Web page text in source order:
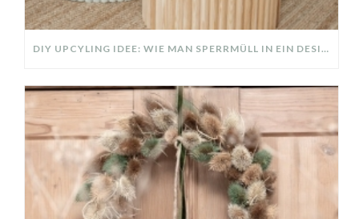
DIY UPCYLING IDEE: WIE MAN SPERRMÜLL IN EIN DESIGNER TEIL VERWANDELT